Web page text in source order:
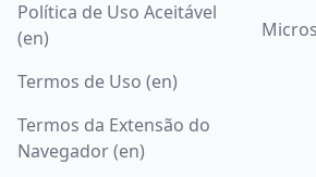
Política de Uso Aceitável
(en)
Termos de Uso (en)
Termos da Extensão do
Navegador (en)